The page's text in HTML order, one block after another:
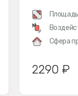
м
Сфера
2290 ₽